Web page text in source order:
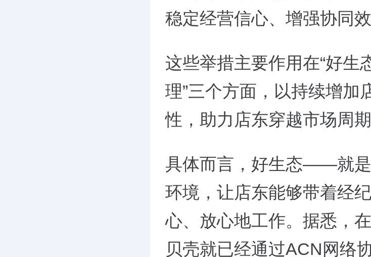
稳定经营信心、增强协同效
这些举措主要作用在“好生
理”三个方面，以持续增加
性，助力店东穿越市场周期
具体而言，好生态——就
环境，让店东能够带着经
心、放心地工作。据悉，
贝壳就已经通过ACN网络